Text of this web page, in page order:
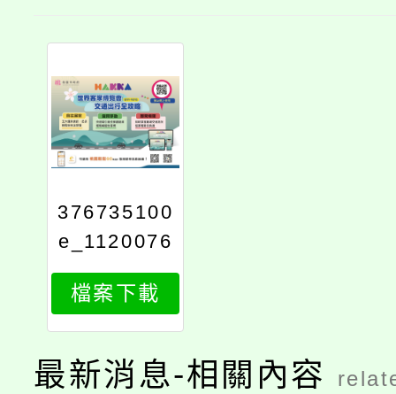
376735100
e_1120076
493_attach
1
檔案下載
最新消息-相關內容